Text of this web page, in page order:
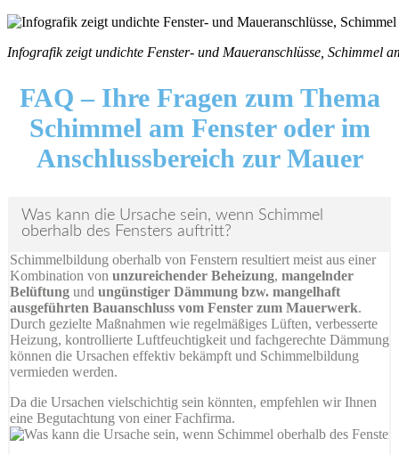
Infografik zeigt undichte Fenster- und Maueranschlüsse, Schimmel
FAQ –Ihre Fragen zum Thema
Schimmel am Fenster oder im
Anschlussbereich zur Mauer
Was kann die Ursache sein, wenn Schimmel
oberhalb des Fensters auftritt?
Schimmelbildung oberhalb von Fenstern resultiert meist aus einer
Kombination von unzureichender Beheizung, mangelnder
Belüftung und ungünstiger Dämmung bzw. mangelhaft
ausgeführten Bauanschluss vom Fenster zum Mauerwerk.
Durch gezielte Maßnahmen wie regelmäßiges Lüften, verbesserte
Heizung, kontrollierte Luftfeuchtigkeit und fachgerechte Dämmung
können die Ursachen effektiv bekämpft und Schimmelbildung
vermieden werden.
Da die Ursachen vielschichtig sein könnten, empfehlen wir Ihnen
eine Begutachtung von einer Fachfirma.